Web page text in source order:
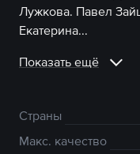
Лужкова. Павел
Екатерина...
Показать ещё
Страны
Макс. качество